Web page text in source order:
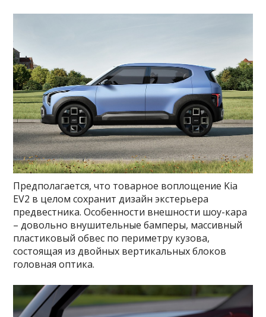
Предполагается, что товарное воплощение Kia
EV2 в целом сохранит дизайн экстерьера
предвестника. Особенности внешности шоу-кара
– довольно внушительные бамперы, массивный
пластиковый обвес по периметру кузова,
состоящая из двойных вертикальных блоков
головная оптика.